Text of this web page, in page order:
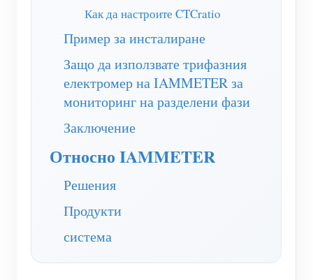
Приложения
Енергиен монитор на слънчева фотоволтаична
система
Монитор за потребление на електроенергия
Магазин
Ресурси
Документ
Обучително видео
Общност
Разработчик
Разгледайте
Програма за награди
Контакт
За нас
Как да настроите CTCratio
Пример за инсталиране
Защо да използвате трифазния
електромер на IAMMETER за
мониторинг на разделени фази
Заключение
Относно IAMMETER
Решения
Продукти
система